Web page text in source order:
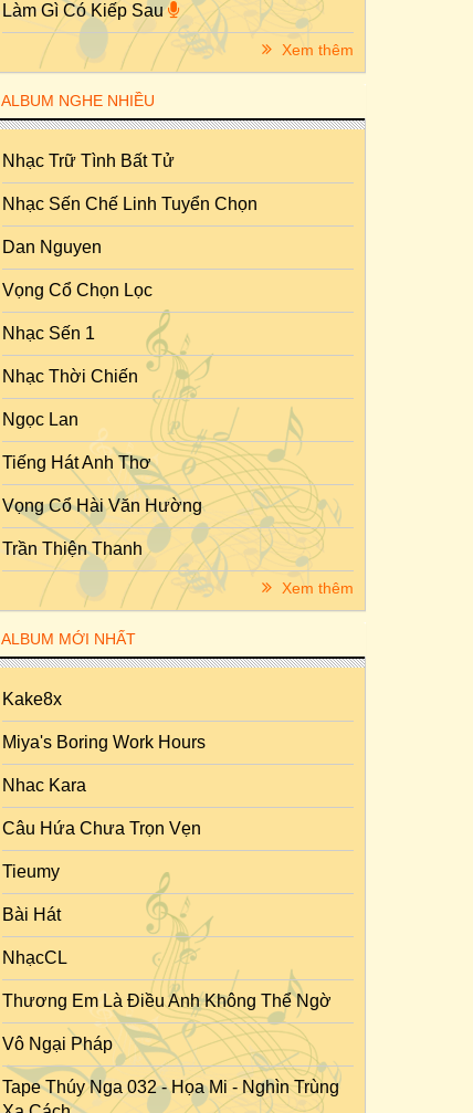
Làm Gì Có Kiếp Sau
Xem thêm
ALBUM NGHE NHIỀU
Nhạc Trữ Tình Bất Tử
Nhạc Sến Chế Linh Tuyển Chọn
Dan Nguyen
Vọng Cổ Chọn Lọc
Nhạc Sến 1
Nhạc Thời Chiến
Ngọc Lan
Tiếng Hát Anh Thơ
Vọng Cổ Hài Văn Hường
Trần Thiện Thanh
Xem thêm
ALBUM MỚI NHẤT
Kake8x
Miya's Boring Work Hours
Nhac Kara
Câu Hứa Chưa Trọn Vẹn
Tieumy
Bài Hát
NhạcCL
Thương Em Là Điều Anh Không Thể Ngờ
Vô Ngại Pháp
Tape Thúy Nga 032 - Họa Mi - Nghìn Trùng